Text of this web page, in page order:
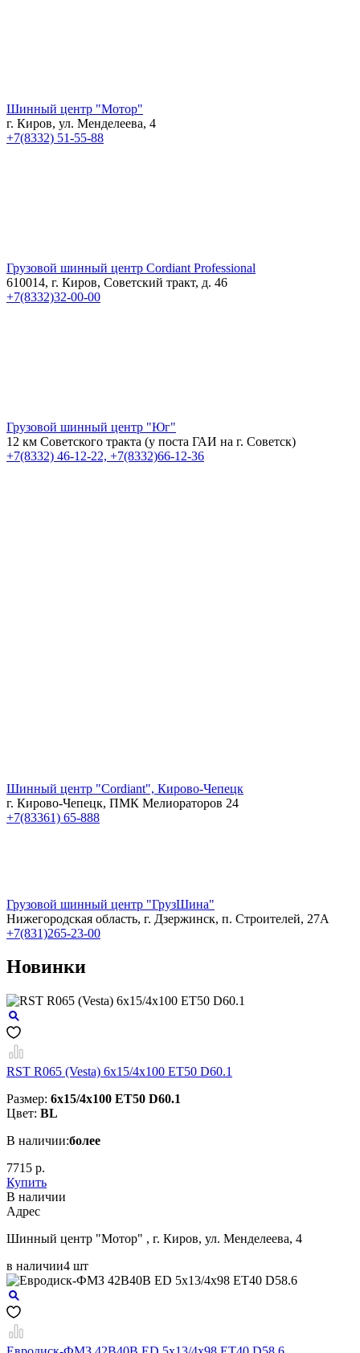
Шинный центр "Мотор"
г. Киров, ул. Менделеева, 4
+7(8332) 51-55-88
Грузовой шинный центр Cordiant Professional
610014, г. Киров, Советский тракт, д. 46
+7(8332)32-00-00
Грузовой шинный центр "Юг"
12 км Советского тракта (у поста ГАИ на г. Советск)
+7(8332) 46-12-22, +7(8332)66-12-36
Шинный центр "Cordiant", Кирово-Чепецк
г. Кирово-Чепецк, ПМК Мелиораторов 24
+7(83361) 65-888
Грузовой шинный центр "ГрузШина"
Нижегородская область, г. Дзержинск, п. Строителей, 27А
+7(831)265-23-00
Новинки
RST R065 (Vesta) 6x15/4x100 ET50 D60.1
Размер: 6x15/4x100 ET50 D60.1
Цвет: BL
В наличии:более
7715 р.
Купить
В наличии
Aдрес
Шинный центр "Мотор" , г. Киров, ул. Менделеева, 4
в наличии4 шт